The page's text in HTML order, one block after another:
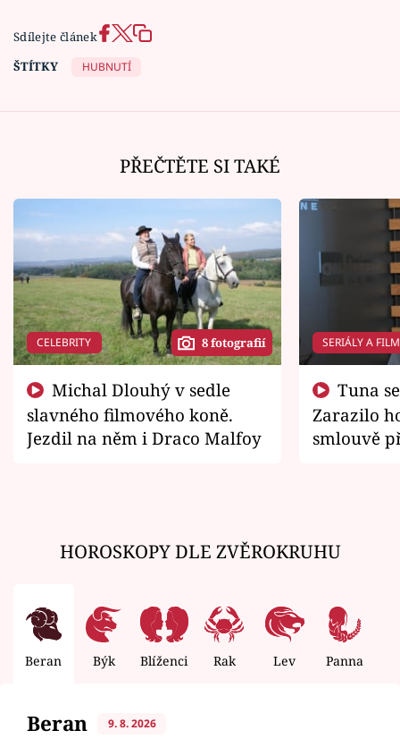
Sdílejte článek
ŠTÍTKY
HUBNUTÍ
PŘEČTĚTE SI TAKÉ
CELEBRITY 8 fotografií
slavného filmového koně.
Jezdil na něm i Draco Malfoy
SERIÁLY A
Zarazilo
smlouvě
HOROSKOPY DLE ZVĚROKRUHU
Beran Býk Blíženci Rak Lev Panna
Beran 9. 8. 2026